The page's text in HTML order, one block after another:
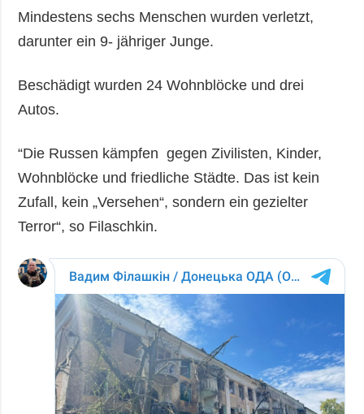
Mindestens sechs Menschen wurden verletzt,
darunter ein 9- jähriger Junge.
Beschädigt wurden 24 Wohnblöcke und drei
Autos.
“Die Russen kämpfen gegen Zivilisten, Kinder,
Wohnblöcke und friedliche Städte. Das ist kein
Zufall, kein „Versehen“, sondern ein gezielter
Terror“, so Filaschkin.